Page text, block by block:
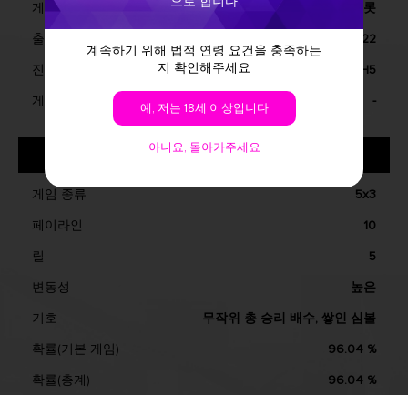
Korean
Laos
Burmese
Nepali
게임 종류 비디오 슬롯
출시일 12월, 2022
진행 중 윈도우, iOS, 안드로이드, H5
게임 특징 -
게임 소개
게임 종류 5x3
페이라인 10
릴 5
변동성 높은
기호 무작위 총 승리 배수, 쌓인 심볼
확률(기본 게임) 96.04 %
확률(총계) 96.04 %
계속하기 위해 법적 연령 요건을 충족하는
지 확인해주세요
예, 저는 18세 이상입니다
아니요, 돌아가주세요